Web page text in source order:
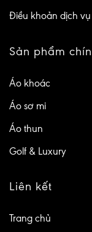
Điều khoản dịch vụ
Sản phẩm
Áo khoác
Áo sơ mi
Áo thun
Golf & Luxury
Liên kết
Trang chủ